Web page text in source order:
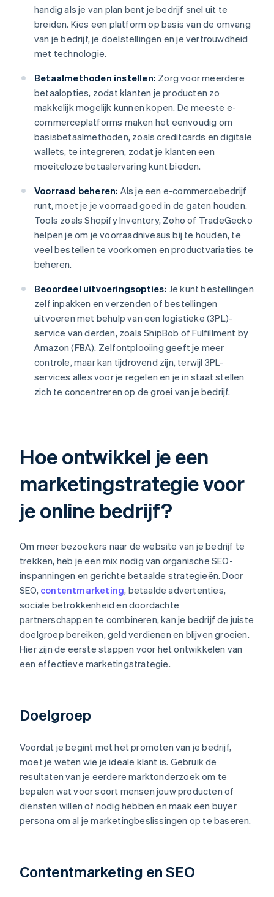
handig als je van plan bent je bedrijf snel uit te
breiden. Kies een platform op basis van de omvang
van je bedrijf, je doelstellingen en je vertrouwdheid
met technologie.
Betaalmethoden instellen: Zorg voor meerdere
betaalopties, zodat klanten je producten zo
makkelijk mogelijk kunnen kopen. De meeste e-
commerceplatforms maken het eenvoudig om
basisbetaalmethoden, zoals creditcards en digitale
wallets, te integreren, zodat je klanten een
moeiteloze betaalervaring kunt bieden.
Voorraad beheren: Als je een e-commercebedrijf
runt, moet je je voorraad goed in de gaten houden.
Tools zoals Shopify Inventory, Zoho of TradeGecko
helpen je om je voorraadniveaus bij te houden, te
veel bestellen te voorkomen en productvariaties te
beheren.
Beoordeel uitvoeringsopties: Je kunt bestellingen
zelf inpakken en verzenden of bestellingen
uitvoeren met behulp van een logistieke (3PL)-
service van derden, zoals ShipBob of Fulfillment by
Amazon (FBA). Zelfontplooiing geeft je meer
controle, maar kan tijdrovend zijn, terwijl 3PL-
services alles voor je regelen en je in staat stellen
zich te concentreren op de groei van je bedrijf.
Hoe ontwikkel je een
marketingstrategie voor
je online bedrijf?
Om meer bezoekers naar de website van je bedrijf te
trekken, heb je een mix nodig van organische SEO-
inspanningen en gerichte betaalde strategieën. Door
SEO, contentmarketing, betaalde advertenties,
sociale betrokkenheid en doordachte
partnerschappen te combineren, kan je bedrijf de juiste
doelgroep bereiken, geld verdienen en blijven groeien.
Hier zijn de eerste stappen voor het ontwikkelen van
een effectieve marketingstrategie.
Doelgroep
Voordat je begint met het promoten van je bedrijf,
moet je weten wie je ideale klant is. Gebruik de
resultaten van je eerdere marktonderzoek om te
bepalen wat voor soort mensen jouw producten of
diensten willen of nodig hebben en maak een buyer
persona om al je marketingbeslissingen op te baseren.
Contentmarketing en SEO